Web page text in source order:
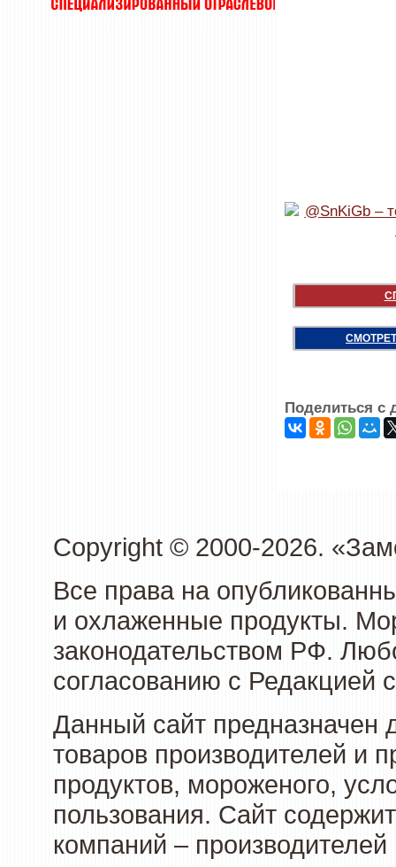
Поделиться с
Copyright © 2000-2026.
Все права на
и охлаженные продукты.
законодательством РФ.
согласованию с Редакцией
Данный сайт предназначен
товаров производителей и
продуктов, мороженого,
пользования. Сайт
компаний –